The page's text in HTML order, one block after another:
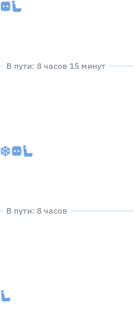
В пути: 8 часов 15 минут
В пути: 8 часов